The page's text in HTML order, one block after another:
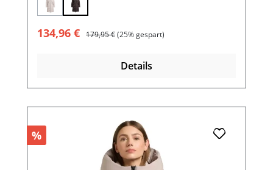
(Diese Option ist zurzeit nicht verfügbar.)
Verkaufspreis:
134,96 € Regulärer Preis:
179,95 €(25% gespart)
Details
%